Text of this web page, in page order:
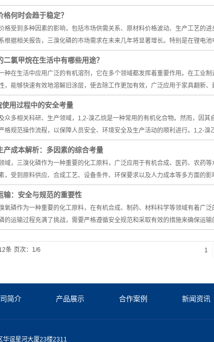
格何时会趋于稳定？
格受到多种因素的影响，包括市场供需关系、原材料价格波动、生产工艺的
根据相关报告，三溴化磷的市场需求在未来几年将显著增长。特别是在锂电
二氯甲烷在生活中有哪些用途？
种在生活中应用广泛的有机溶剂，它在多个领域都发挥着重要作用。在工业
，能够快速有效地溶解旧涂层，使去除工作更加有效，广泛应用于家具翻新
使用过程中的安全考量
众多相关科研、生产领域，1,2-溴乙烷是一种常用的有机化合物。然而，因
格规范操作流程，以保障人员安全、环境安全及生产活动的顺利进行。1,2-溴
产成本解析：多因素的综合考量
域，三溴化磷作为一种重要的化工原料，广泛应用于有机合成、医药、农药
，受到原料供应、合成工艺、设备条件、环保要求以及人力成本等多方面的
输：安全与规范的重要性
氧磷作为一种重要的化工原料，在有机合成、制药、材料科学等领域有着广
的运输过程充满了挑战，需要严格遵循安全规范和采取有效的措施来确保运
条 页次：1/6 1
简介 产品展示 合作案例 新闻资讯
华谊星河大厦23楼2311